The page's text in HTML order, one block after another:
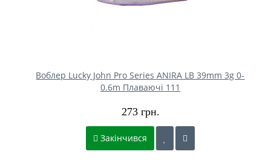
Воблер Lucky John Pro Series ANIRA LB 39mm 3g 0-
0.6m Плаваючі 111
273 грн.
Закінчився